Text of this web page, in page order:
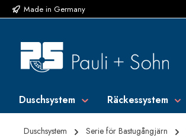
till huvudinnehåll
Hoppa till sökning
Hoppa till huvudnavigering
Made in Germany
Duschsystem Räckessystem
Duschsystem Serie för Bastugångjärn